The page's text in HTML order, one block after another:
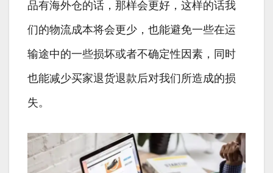
品有海外仓的话，那样会更好，这样的话我
们的物流成本将会更少，也能避免一些在运
输途中的一些损坏或者不确定性因素，同时
也能减少买家退货退款后对我们所造成的损
失。